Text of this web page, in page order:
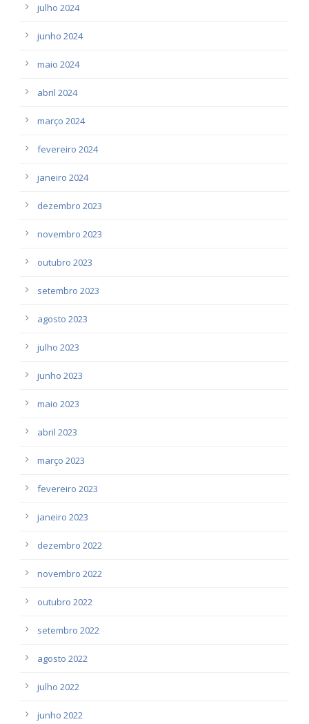
julho 2024
junho 2024
maio 2024
abril 2024
março 2024
fevereiro 2024
janeiro 2024
dezembro 2023
novembro 2023
outubro 2023
setembro 2023
agosto 2023
julho 2023
junho 2023
maio 2023
abril 2023
março 2023
fevereiro 2023
janeiro 2023
dezembro 2022
novembro 2022
outubro 2022
setembro 2022
agosto 2022
julho 2022
junho 2022